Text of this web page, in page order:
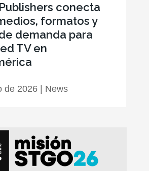
conecta
formatos y
demanda para
TV en
de 2026| News